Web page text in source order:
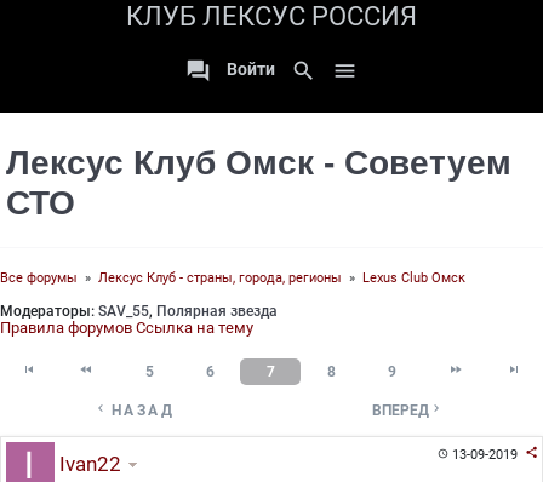
КЛУБ ЛЕКСУС РОССИЯ
 Войти search 
Лексус Клуб Омск - Советуем
СТО
Все форумы » Лексус Клуб - страны, города, регионы » Lexus Club Омск
Модераторы: SAV_55, Полярная звезда
Правила форумов Ссылка на тему
  5 6 7 8 9  
 НАЗАД ВПЕРЕД 
13-09-2019 
Ivan22